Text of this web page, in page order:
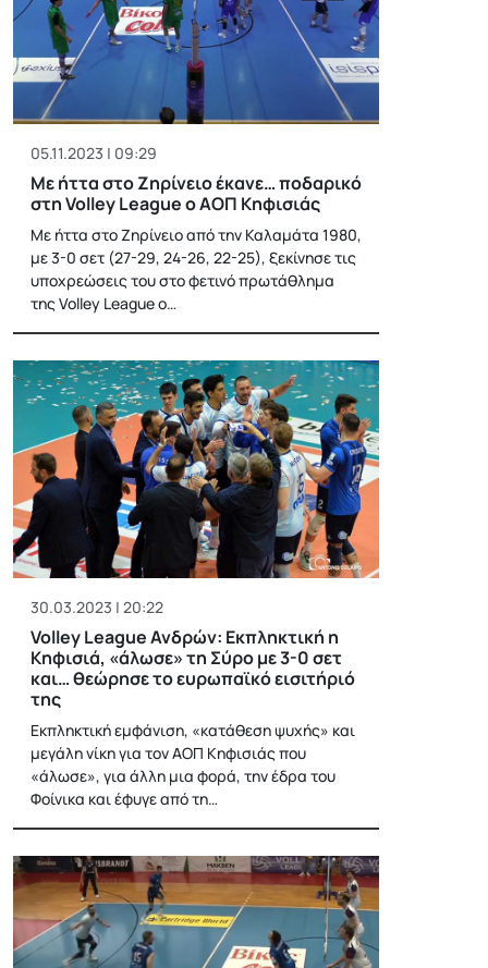
05.11.2023 | 09:29
Με ήττα στο Ζηρίνειο έκανε… ποδαρικό
στη Volley League ο ΑΟΠ Κηφισιάς
Με ήττα στο Ζηρίνειο από την Καλαμάτα 1980,
με 3-0 σετ (27-29, 24-26, 22-25), ξεκίνησε τις
υποχρεώσεις του στο φετινό πρωτάθλημα
της Volley League ο…
30.03.2023 | 20:22
Volley League Ανδρών: Εκπληκτική η
Κηφισιά, «άλωσε» τη Σύρο με 3-0 σετ
και… θεώρησε το ευρωπαϊκό εισιτήριό
της
Εκπληκτική εμφάνιση, «κατάθεση ψυχής» και
μεγάλη νίκη για τον ΑΟΠ Κηφισιάς που
«άλωσε», για άλλη μια φορά, την έδρα του
Φοίνικα και έφυγε από τη…